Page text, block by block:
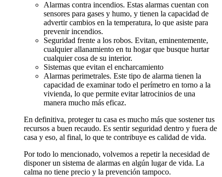
Alarmas contra incendios. Estas alarmas cuentan con
sensores para gases y humo, y tienen la capacidad de
advertir cambios en la temperatura, lo que asiste para
prevenir incendios.
Seguridad frente a los robos. Evitan, eminentemente,
cualquier allanamiento en tu hogar que busque hurtar
cualquier cosa de su interior.
Sistemas que evitan el encharcamiento
Alarmas perimetrales. Este tipo de alarma tienen la
capacidad de examinar todo el perímetro en torno a la
vivienda, lo que permite evitar latrocinios de una
manera mucho más eficaz.
En definitiva, proteger tu casa es mucho más que sostener tus
recursos a buen recaudo. Es sentir seguridad dentro y fuera de
casa y eso, al final, lo que te contribuye es calidad de vida.
Por todo lo mencionado, volvemos a repetir la necesidad de
disponer un sistema de alarmas en algún lugar de vida. La
calma no tiene precio y la prevención tampoco.